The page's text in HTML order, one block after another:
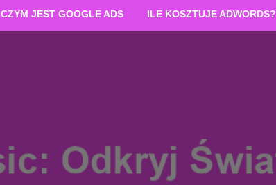
CZYM JEST GOOGLE ADS ILE KOSZTUJE ADWORDS?